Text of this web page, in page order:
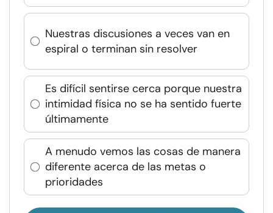
Nuestras discusiones a veces van en
espiral o terminan sin resolver
Es difícil sentirse cerca porque nuestra
intimidad física no se ha sentido fuerte
últimamente
A menudo vemos las cosas de manera
diferente acerca de las metas o
prioridades